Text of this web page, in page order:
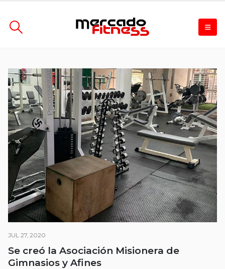
JUL 27, 2020
Se creó la Asociación Misionera de
Gimnasios y Afines